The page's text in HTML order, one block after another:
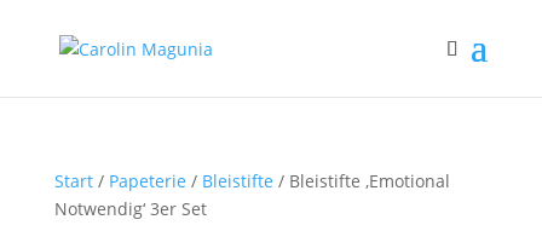
Start/ Papeterie / Bleistifte / Bleistifte ‚Emotional
Notwendig‘ 3er Set